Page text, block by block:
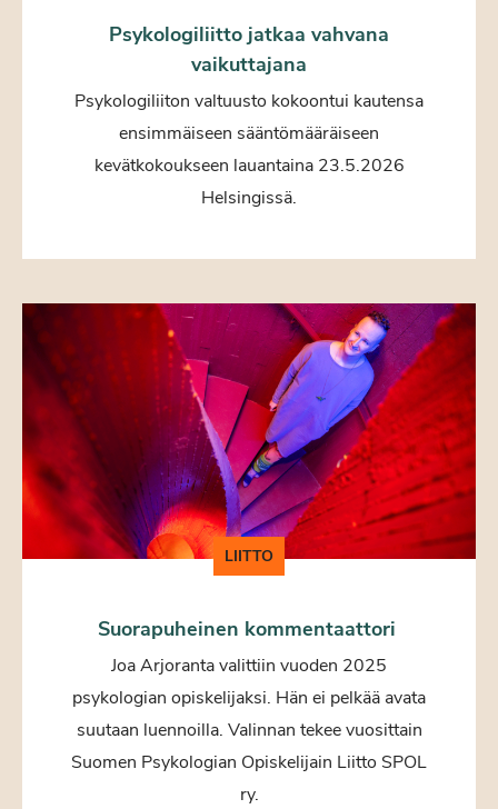
Psykologiliitto jatkaa vahvana
vaikuttajana
Psykologiliiton valtuusto kokoontui kautensa
ensimmäiseen sääntömääräiseen
kevätkokoukseen lauantaina 23.5.2026
Helsingissä.
LIITTO
Suorapuheinen kommentaattori
Joa Arjoranta valittiin vuoden 2025
psykologian opiskelijaksi. Hän ei pelkää avata
suutaan luennoilla. Valinnan tekee vuosittain
Suomen Psykologian Opiskelijain Liitto SPOL
ry.